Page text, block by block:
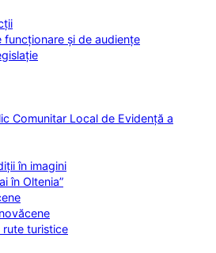
funcționare și de audiențe
Comunitar Local de Evidență a
în imagini
în Oltenia”
rute turistice